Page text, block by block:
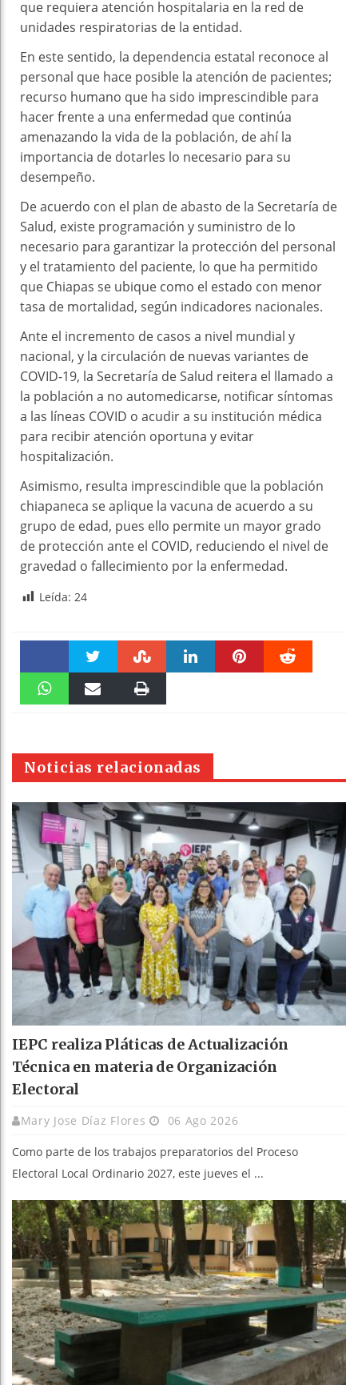
que requiera atención hospitalaria en la red de
unidades respiratorias de la entidad.
En este sentido, la dependencia estatal reconoce al
personal que hace posible la atención de pacientes;
recurso humano que ha sido imprescindible para
hacer frente a una enfermedad que continúa
amenazando la vida de la población, de ahí la
importancia de dotarles lo necesario para su
desempeño.
De acuerdo con el plan de abasto de la Secretaría de
Salud, existe programación y suministro de lo
necesario para garantizar la protección del personal
y el tratamiento del paciente, lo que ha permitido
que Chiapas se ubique como el estado con menor
tasa de mortalidad, según indicadores nacionales.
Ante el incremento de casos a nivel mundial y
nacional, y la circulación de nuevas variantes de
COVID-19, la Secretaría de Salud reitera el llamado a
la población a no automedicarse, notificar síntomas
a las líneas COVID o acudir a su institución médica
para recibir atención oportuna y evitar
hospitalización.
Asimismo, resulta imprescindible que la población
chiapaneca se aplique la vacuna de acuerdo a su
grupo de edad, pues ello permite un mayor grado
de protección ante el COVID, reduciendo el nivel de
gravedad o fallecimiento por la enfermedad.
Leída: 24
Faceboo Twitter Stumble
pt
Noticias relacionadas
IEPC realiza Pláticas de Actualización
Técnica en materia de Organización
Electoral
Mary Jose Díaz Flores 06 Ago 2026
Como parte de los trabajos preparatorios del Proceso
Electoral Local Ordinario 2027, este jueves el ...